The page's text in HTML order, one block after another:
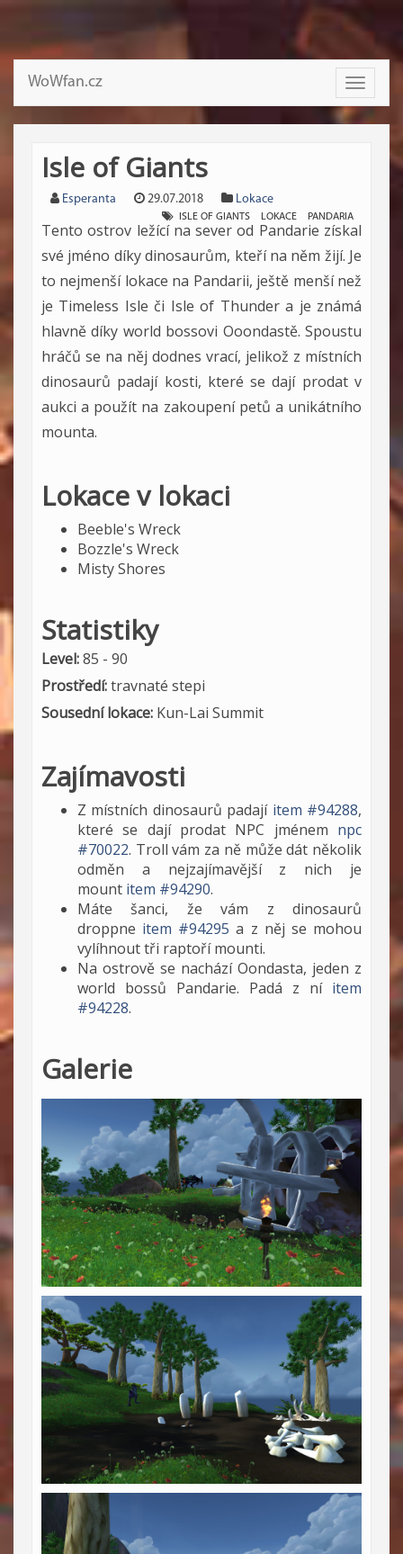
Toggle
WoWfan.cz
Isle of Giants
Esperanta 29.07.2018 Lokace
ISLE OF GIANTS LOKACE PANDARIA
Tento ostrov ležící na sever od Pandarie získal
své jméno díky dinosaurům, kteří na něm žijí. Je
to nejmenší lokace na Pandarii, ještě menší než
je Timeless Isle či Isle of Thunder a je známá
hlavně díky world bossovi Ooondastě. Spoustu
hráčů se na něj dodnes vrací, jelikož z místních
dinosaurů padají kosti, které se dají prodat v
aukci a použít na zakoupení petů a unikátního
mounta.
Lokace v lokaci
Beeble's Wreck
Bozzle's Wreck
Misty Shores
Statistiky
Level:85 - 90
Prostředí:travnaté stepi
Sousední lokace: Kun-Lai Summit
Zajímavosti
Z místních dinosaurů padají item #94288,
které se dají prodat NPC jménem npc
#70022. Troll vám za ně může dát několik
odměn a nejzajímavější z nich je
mount item #94290.
Máte šanci, že vám z dinosaurů
droppne item #94295 a z něj se mohou
vylíhnout tři raptoří mounti.
Na ostrově se nachází Oondasta, jeden z
world bossů Pandarie. Padá z ní item
#94228.
Galerie